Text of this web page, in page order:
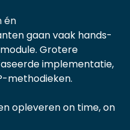
én
gaan vaak hands-
Grotere
implementatie,
methodieken.
opleveren on time, on